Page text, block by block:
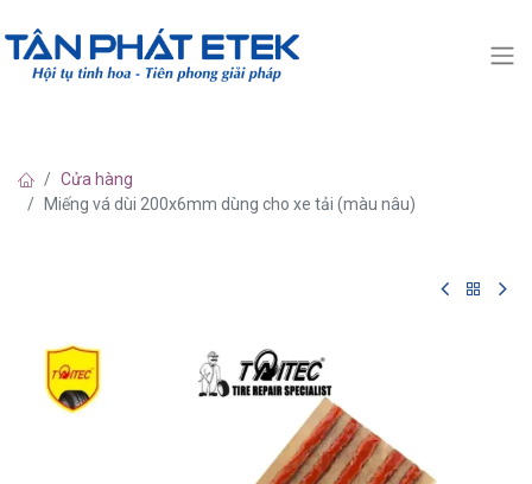
Cửa hàng
Miếng vá dùi 200x6mm dùng cho xe tải (màu nâu)